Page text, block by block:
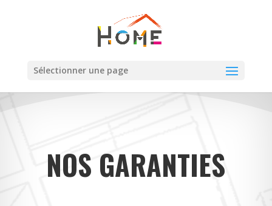
Sélectionner une page
NOS GARANTIES